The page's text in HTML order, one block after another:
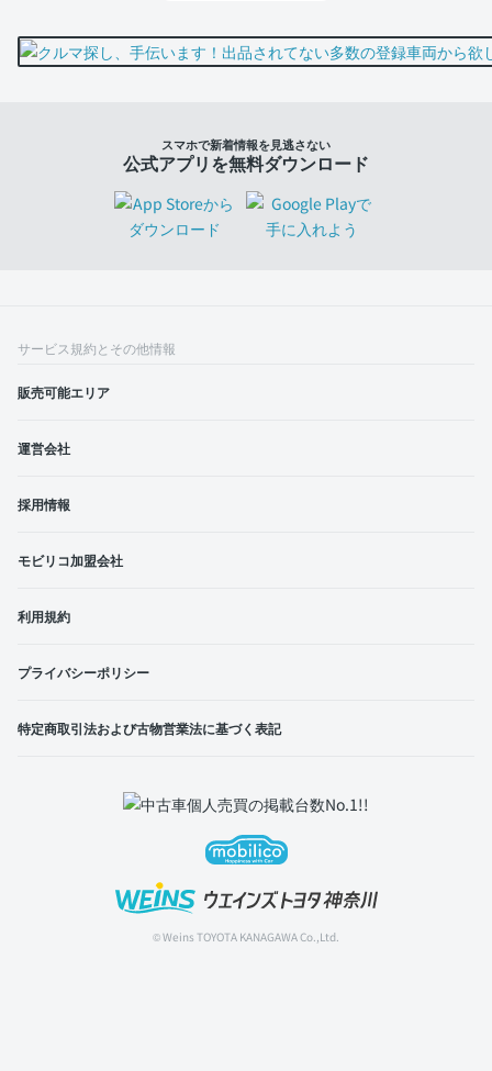
スマホで新着情報を見逃さない
公式アプリを無料ダウンロード
サービス規約とその他情報
販売可能エリア
運営会社
採用情報
モビリコ加盟会社
利用規約
プライバシーポリシー
特定商取引法および古物営業法に基づく表記
© Weins TOYOTA KANAGAWA Co.,Ltd.